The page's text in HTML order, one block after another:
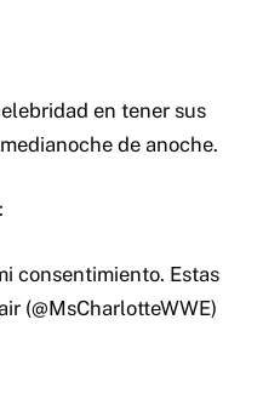
en tener sus
de anoche.
consentimiento. Estas
(@MsCharlotteWWE)